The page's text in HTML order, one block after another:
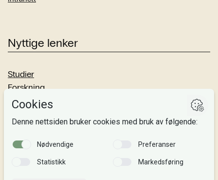
Nyttige lenker
Studier
Forskning
Om oss
Si fra!